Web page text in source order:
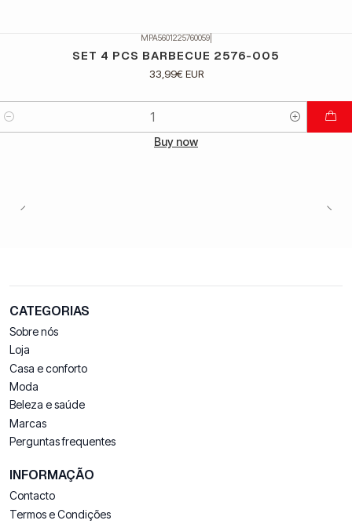
MPA5601225760059|
SET 4 PCS BARBECUE 2576-005
33,99€ EUR
Buy now
CATEGORIAS
Sobre nós
Loja
Casa e conforto
Moda
Beleza e saúde
Marcas
Perguntas frequentes
INFORMAÇÃO
Contacto
Termos e Condições